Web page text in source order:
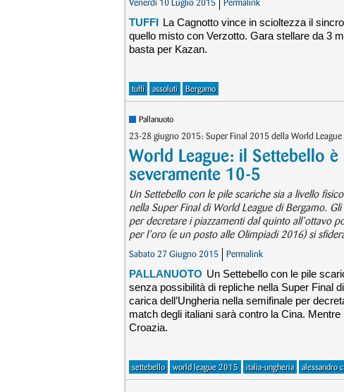
Venerdì 10 Luglio 2015 Permalink
TUFFI La Cagnotto vince in scioltezza il
quello misto con Verzotto. Gara stellare da 3
basta per Kazan.
tuffi assoluti Bergamo
Pallanuoto
23-28 giugno 2015: Super Final 2015 della World
World League: il Settebello è
severamente 10-5
Un Settebello con le pile scariche sia a livello
nella Super Final di World League di Bergamo.
per decretare i piazzamenti dal quinto all’ottavo
per l’oro (e un posto alle Olimpiadi 2016) si
Sabato 27 Giugno 2015 Permalink
PALLANUOTO Un Settebello con le pile
senza possibilità di repliche nella Super Final
carica dell’Ungheria nella semifinale per
match degli italiani sarà contro la Cina.
Croazia.
settebello world league 2015 italia-ungheria alessandro